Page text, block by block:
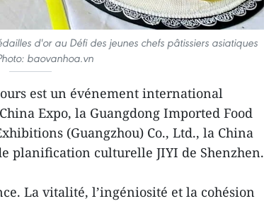
d'or au Défi des jeunes chefs pâtissiers asiatiques
baovanhoa.vn
est un événement international
Expo, la Guangdong Imported Food
(Guangzhou) Co., Ltd., la China
planification culturelle JIYI de Shenzhen.
La vitalité, l’ingéniosité et la cohésion